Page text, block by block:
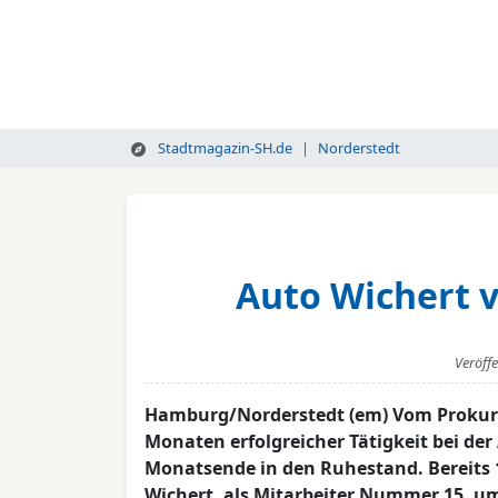
Stadtmagazin-SH.de Norderstedt
Auto Wichert
Hamburg/Norderstedt (em) Vom
Monaten erfolgreicher Tätigkeit bei der
Monatsende in den Ruhestand.